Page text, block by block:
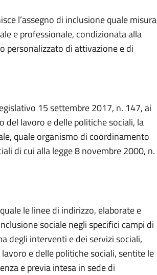
l’assegno di inclusione quale misura
e professionale, condizionata alla
personalizzato di attivazione e di
15 settembre 2017, n. 147, ai
del lavoro e delle politiche sociali, la
quale organismo di coordinamento
di cui alla legge 8 novembre 2000, n.
le linee di indirizzo, elaborate e
sociale negli specifici campi di
degli interventi e dei servizi sociali,
e delle politiche sociali, sentite le
e previa intesa in sede di